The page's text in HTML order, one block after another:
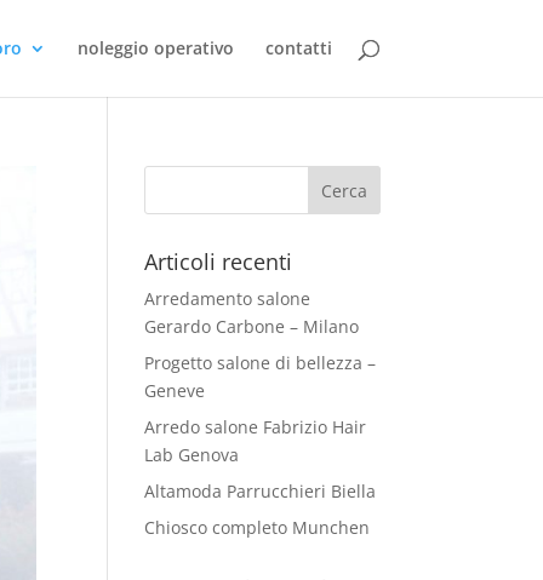
noleggio operativo contatti
Articoli recenti
Arredamento salone
Gerardo Carbone – Milano
Progetto salone di bellezza –
Geneve
Arredo salone Fabrizio Hair
Lab Genova
Altamoda Parrucchieri Biella
Chiosco completo Munchen